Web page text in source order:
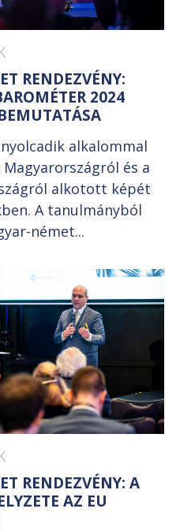
RENDEZVÉNY:
2024
alkalommal
és a
alkotott képét
A tanulmányból
német...
RENDEZVÉNY: A
AZ EU